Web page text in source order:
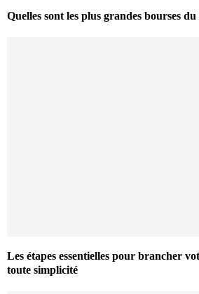
Quelles sont les plus grandes bourses du
Les étapes essentielles pour brancher
toute simplicité